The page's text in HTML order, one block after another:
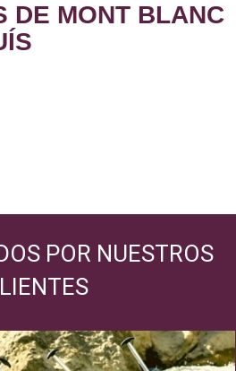
DE MONT BLANC
POR NUESTROS